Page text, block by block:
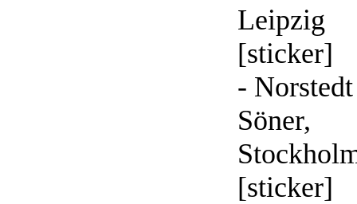
Leipzig
[sticker]
-
Söner,
[sticker]